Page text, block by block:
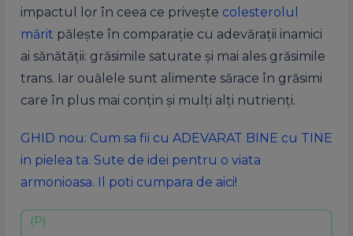
impactul lor în ceea ce priveşte colesterolul
mărit păleşte în comparaţie cu adevăraţii inamici
ai sănătăţii: grăsimile saturate şi mai ales grăsimile
trans. Iar ouălele sunt alimente sărace în grăsimi
care în plus mai conţin şi mulţi alţi nutrienţi.
GHID nou: Cum sa fii cu ADEVARAT BINE cu TINE
in pielea ta. Sute de idei pentru o viata
armonioasa. Il poti cumpara de aici!